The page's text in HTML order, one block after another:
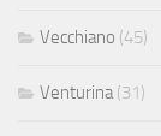
Vecchiano (45)
Venturina(31)